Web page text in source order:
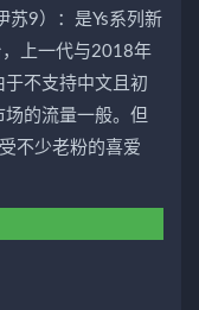
苏9）：是Ys系列新
上一代与2018年
不支持中文且初
的流量一般。但
不少老粉的喜爱